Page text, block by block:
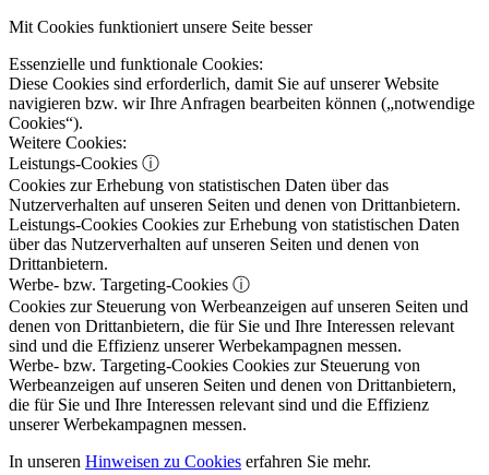
Mit Cookies funktioniert unsere Seite besser
Essenzielle und funktionale Cookies:
Diese Cookies sind erforderlich, damit Sie auf unserer Website
navigieren bzw. wir Ihre Anfragen bearbeiten können („notwendige
Cookies“).
Weitere Cookies:
Leistungs-Cookies ⓘ
Cookies zur Erhebung von statistischen Daten über das
Nutzerverhalten auf unseren Seiten und denen von Drittanbietern.
Leistungs-Cookies Cookies zur Erhebung von statistischen Daten
über das Nutzerverhalten auf unseren Seiten und denen von
Drittanbietern.
Werbe- bzw. Targeting-Cookies ⓘ
Cookies zur Steuerung von Werbeanzeigen auf unseren Seiten und
denen von Drittanbietern, die für Sie und Ihre Interessen relevant
sind und die Effizienz unserer Werbekampagnen messen.
Werbe- bzw. Targeting-Cookies Cookies zur Steuerung von
Werbeanzeigen auf unseren Seiten und denen von Drittanbietern,
die für Sie und Ihre Interessen relevant sind und die Effizienz
unserer Werbekampagnen messen.
In unseren Hinweisen zu Cookies erfahren Sie mehr.